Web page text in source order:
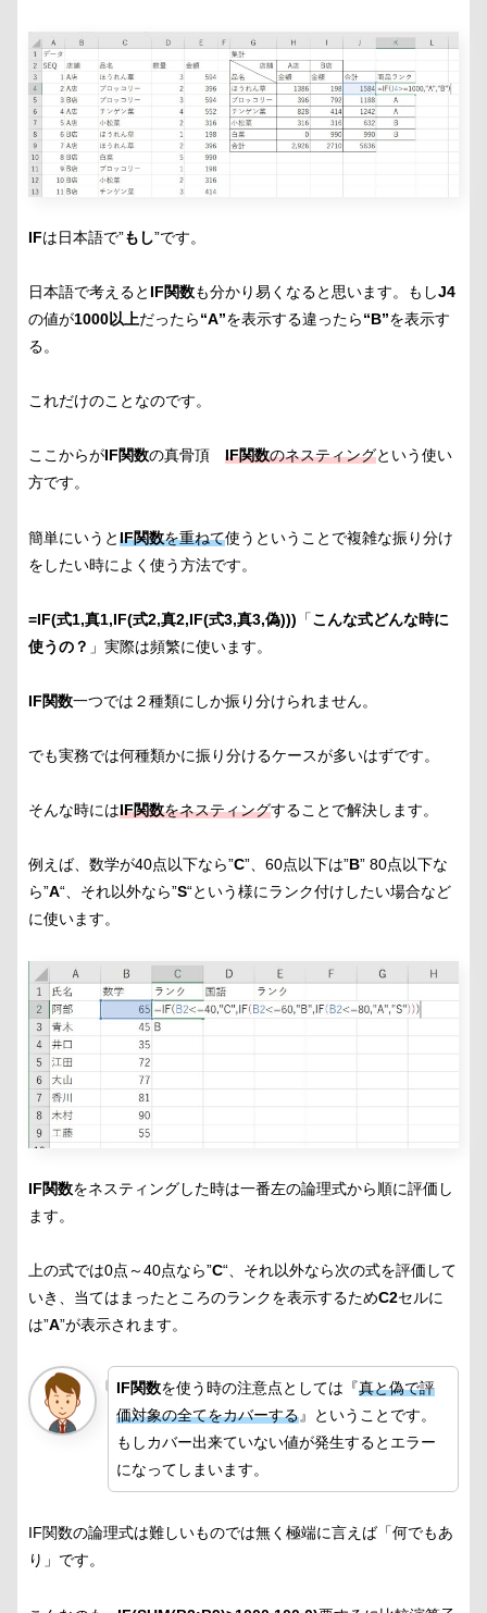
IFは日本語で”もし”です。
日本語で考えると IF関数も分かり易くなると思います。もしJ4
の値が1000以上だったら“A”を表示する違ったら“B”を表示す
る。
これだけのことなのです。
ここからがIF関数の真骨頂 IF関数のネスティングという使い
方です。
簡単にいうとIF関数を重ねて使うということで複雑な振り分け
をしたい時によく使う方法です。
=IF(式1,真1,IF(式2,真2,IF(式3,真3,偽))) 「こんな式どんな時に
使うの？ 」実際は頻繁に使います。
IF関数一つでは２種類にしか振り分けられません。
でも実務では何種類かに振り分けるケースが多いはずです。
そんな時にはIF関数をネスティングすることで解決します。
例えば、数学が40点以下なら”C”、60点以下は”B” 80点以下な
ら”A“、それ以外なら”S“という様にランク付けしたい場合など
に使います。
IF関数をネスティングした時は一番左の論理式から順に評価し
ます。
上の式では0点～40点なら”C“、それ以外なら次の式を評価して
いき、当てはまったところのランクを表示するためC2セルに
は”A”が表示されます。
IF関数を使う時の注意点としては『真と偽で評
価対象の全てをカバーする』ということです。
もしカバー出来ていない値が発生するとエラー
になってしまいます。
IF関数の論理式は難しいものでは無く極端に言えば「何でもあ
り」です。